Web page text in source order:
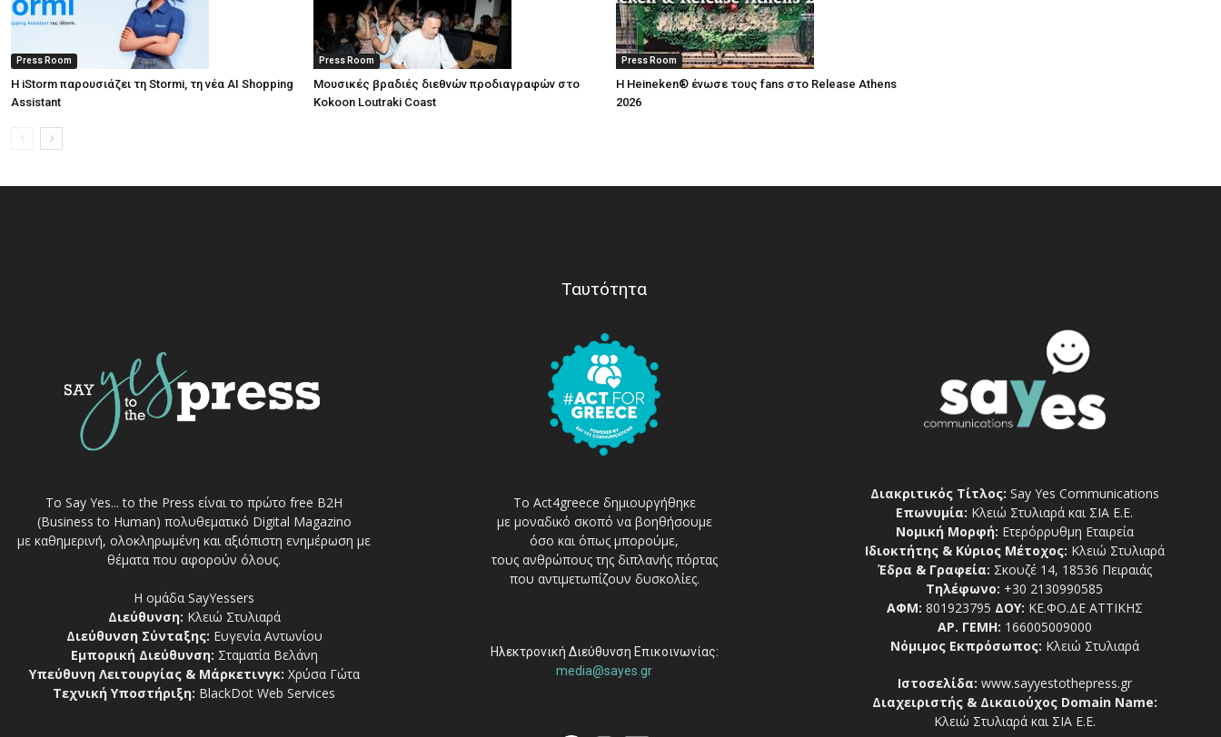
Press Room
Η iStorm παρουσιάζει τη Stormi, τη νέα AI Shopping
Assistant
Press Room
Μουσικές βραδιές διεθνών προδιαγραφών στο
Kokoon Loutraki Coast
Press Room
Η Heineken® ένωσε τους fans στο Release Athens
2026
Το Say Yes... to the Press είναι το πρώτο free Β2Η
(Business to Human) πολυθεματικό Digital Magazino
με καθημερινή, ολοκληρωμένη και αξιόπιστη ενημέρωση με
θέματα που αφορούν όλους.
Η ομάδα SayYessers
Διεύθυνση: Κλειώ Στυλιαρά
Διεύθυνση Σύνταξης: Ευγενία Αντωνίου
Εμπορική Διεύθυνση: Σταματία Βελάνη
Υπεύθυνη Λειτουργίας & Μάρκετινγκ: Χρύσα Γώτα
Τεχνική Υποστήριξη: BlackDot Web Services
Ταυτότητα
Το Act4greece δημιουργήθηκε
με μοναδικό σκοπό να βοηθήσουμε
όσο και όπως μπορούμε,
τους ανθρώπους της διπλανής πόρτας
που αντιμετωπίζουν δυσκολίες.
Ηλεκτρονική Διεύθυνση Επικοινωνίας:
media@sayes.gr
Διακριτικός Τίτλος: Say Yes Communications
Επωνυμία: Κλειώ Στυλιαρά και ΣΙΑ Ε.Ε.
Νομική Μορφή: Ετερόρρυθμη Εταιρεία
Ιδιοκτήτης & Κύριος Μέτοχος: Κλειώ Στυλιαρά
Έδρα & Γραφεία: Σκουζέ 14, 18536 Πειραιάς
Τηλέφωνο: +30 2130990585
ΑΦΜ: 801923795 ΔΟΥ: ΚΕ.ΦΟ.ΔΕ ΑΤΤΙΚΗΣ
ΑΡ. ΓΕΜΗ: 166005009000
Νόμιμος Εκπρόσωπος: Κλειώ Στυλιαρά
Ιστοσελίδα: www.sayyestothepress.gr
Διαχειριστής & Δικαιούχος Domain Name:
Κλειώ Στυλιαρά και ΣΙΑ Ε.Ε.